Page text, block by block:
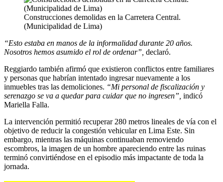
Construcciones demolidas en la Carretera Central.
(Municipalidad de Lima)
“Esto estaba en manos de la informalidad durante 20 años.
Nosotros hemos asumido el rol de ordenar”, declaró.
Reggiardo también afirmó que existieron conflictos entre familiares
y personas que habrían intentado ingresar nuevamente a los
inmuebles tras las demoliciones. “Mi personal de fiscalización y
serenazgo se va a quedar para cuidar que no ingresen”, indicó
Mariella Falla.
La intervención permitió recuperar 280 metros lineales de vía con el
objetivo de reducir la congestión vehicular en Lima Este. Sin
embargo, mientras las máquinas continuaban removiendo
escombros, la imagen de un hombre apareciendo entre las ruinas
terminó convirtiéndose en el episodio más impactante de toda la
jornada.